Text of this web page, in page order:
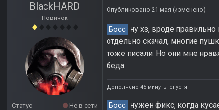
BlackHARD
Новичок
Статус
Не в сети
Опубликовано 21 мая (изменено)
Босс ну хз, вроде
отдельно скачал, многие
тоже писали. Но они мне
беда
Дополнено 45 минуты спустя
Босс нужен фикс, когда